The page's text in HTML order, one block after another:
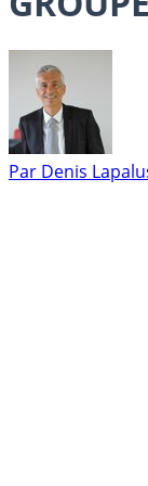
Par Denis